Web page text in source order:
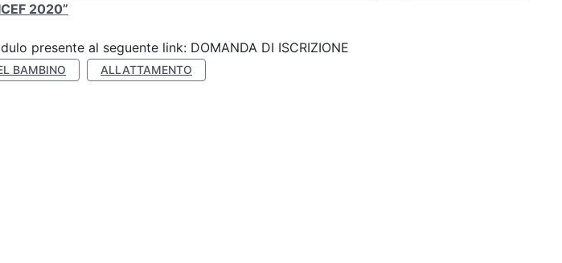
2020”
presente al seguente link: DOMANDA DI ISCRIZIONE
BAMBINO ALLATTAMENTO